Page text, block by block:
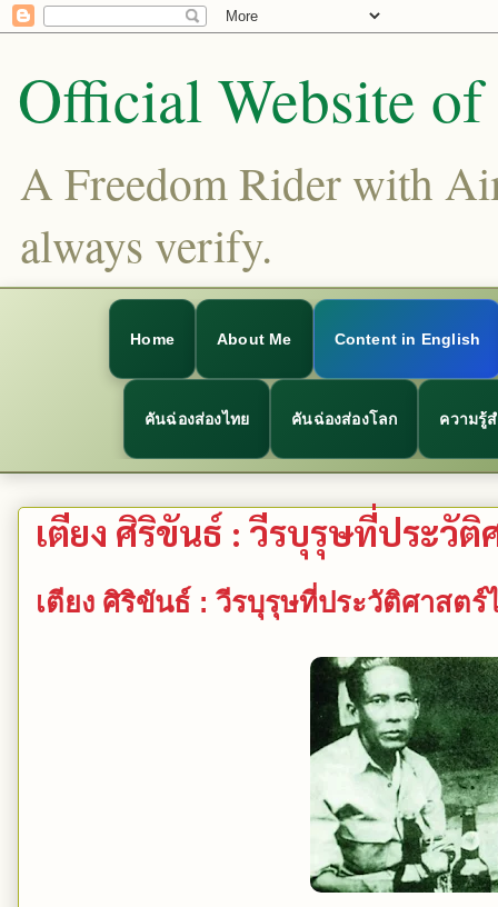
Official Website
A Freedom Rider with
always verify.
Home About Me Content in English
คันฉ่องส่องไทย คันฉ่องส่องโลก ความรู้
เตียง ศิริขันธ์ : วีรบุรุษที่ประวั
เตียง ศิริขันธ์ : วีรบุรุษที่ประวัติศาสตร์